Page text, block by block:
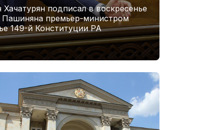
подписал в воскресенье
Пашиняна премьер-министром
149-й Конституции РА